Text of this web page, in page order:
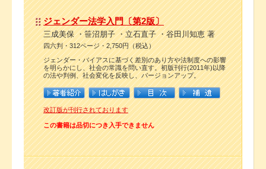
ジェンダー法学入門〔第2版〕
三成美保 ・笹沼朋子 ・立石直子 ・谷田川知恵 著
四六判・312ページ・2,750円（税込）
ジェンダー・バイアスに基づく差別のあり方や法制度への影響
を明らかにし、社会の常識を問い直す。初版刊行(2011年)以降
の法や判例、社会変化を反映し、バージョンアップ。
改訂版が刊行されております
この書籍は品切につき入手できません